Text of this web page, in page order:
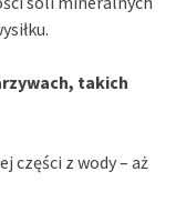
takich
części z wody – aż